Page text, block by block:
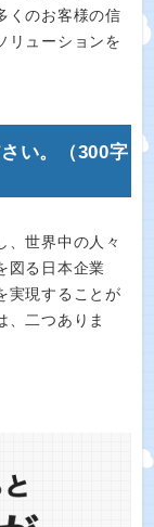
くのお客様の信
リューションを
い。（300字
、世界中の人々
図る日本企業
実現することが
、二つありま